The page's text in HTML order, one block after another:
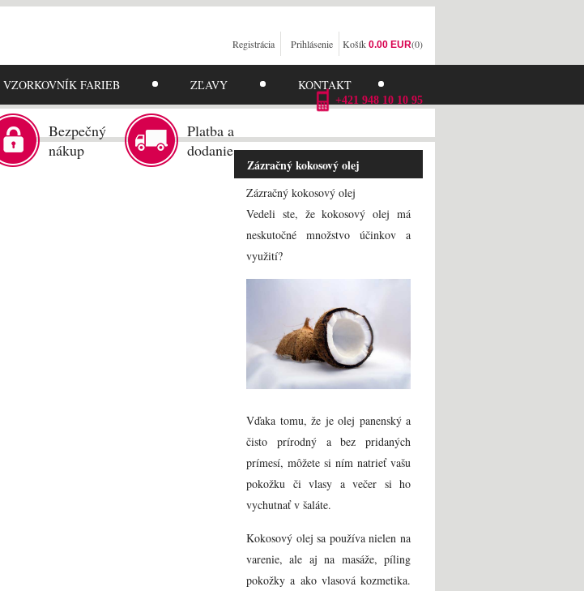
VZORKOVNÍK FARIEB ZĽAVY KONTAKT
Registrácia Prihlásenie Košík 0.00 EUR(0)
+421 948 10 10 95
Bezpečný
nákup
Platba a
dodanie
Zázračný kokosový olej
Zázračný kokosový olej
Vedeli ste, že kokosový olej má
neskutočné množstvo účinkov a
využití?
Vďaka tomu, že je olej panenský a
čisto prírodný a bez pridaných
prímesí, môžete si ním natrieť vašu
pokožku či vlasy a večer si ho
vychutnať v šaláte.
Kokosový olej sa používa nielen na
varenie, ale aj na masáže, píling
pokožky a ako vlasová kozmetika.